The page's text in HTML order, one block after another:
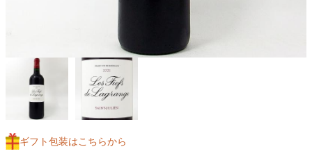
ギフト包装はこちらから